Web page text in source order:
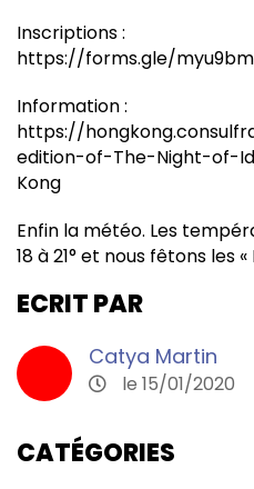
Inscriptions :
https://forms.gle/
Information :
https://
edition-of-The-Night-of-
Kong
Enfin la météo. Les
18 à 21° et nous fêtons les «
ECRIT PAR
Catya Martin
le 15/01/2020
CATÉGORIES